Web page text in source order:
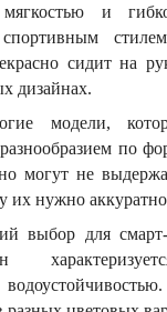
мягкостью и
спортивным
сидит на
дизайнах.
модели,
по
могут не
их нужно аккуратно
выбор для